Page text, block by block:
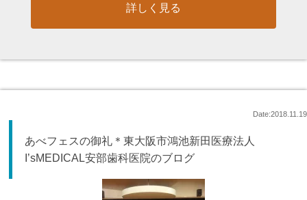
詳しく見る
Date:2018.11.19
あべフェスの御礼＊東大阪市鴻池新田医療法人
I’sMEDICAL安部歯科医院のブログ